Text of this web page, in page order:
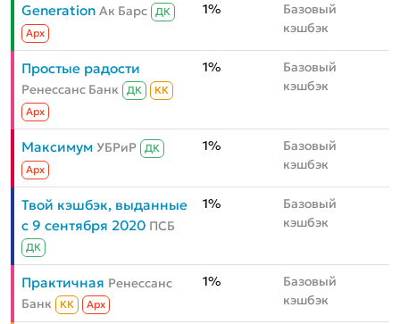
Generation Ак Барс
ДК
Aрх
1%
Базовый
кэшбэк
Простые радости
Ренессанс Банк ДК
КК
Aрх
1%
Базовый
кэшбэк
Максимум УБРиР
ДК
Aрх
1%
Базовый
кэшбэк
Твой кэшбэк, выданные
с 9 сентября 2020 ПСБ
ДК
1%
Базовый
кэшбэк
Практичная Ренессанс
Банк
КК Aрх
1%
Базовый
кэшбэк